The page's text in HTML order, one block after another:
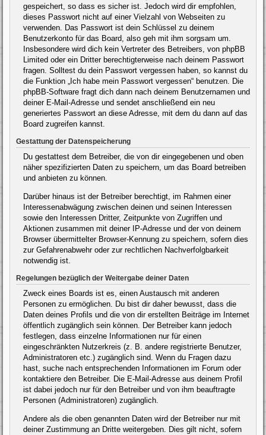
gespeichert, so dass es sicher ist. Jedoch wird dir empfohlen,
dieses Passwort nicht auf einer Vielzahl von Webseiten zu
verwenden. Das Passwort ist dein Schlüssel zu deinem
Benutzerkonto für das Board, also geh mit ihm sorgsam um.
Insbesondere wird dich kein Vertreter des Betreibers, von phpBB
Limited oder ein Dritter berechtigterweise nach deinem Passwort
fragen. Solltest du dein Passwort vergessen haben, so kannst du
die Funktion „Ich habe mein Passwort vergessen“ benutzen. Die
phpBB-Software fragt dich dann nach deinem Benutzernamen und
deiner E-Mail-Adresse und sendet anschließend ein neu
generiertes Passwort an diese Adresse, mit dem du dann auf das
Board zugreifen kannst.
Gestattung der Datenspeicherung
Du gestattest dem Betreiber, die von dir eingegebenen und oben
näher spezifizierten Daten zu speichern, um das Board betreiben
und anbieten zu können.
Darüber hinaus ist der Betreiber berechtigt, im Rahmen einer
Interessenabwägung zwischen deinen und seinen Interessen
sowie den Interessen Dritter, Zeitpunkte von Zugriffen und
Aktionen zusammen mit deiner IP-Adresse und der von deinem
Browser übermittelter Browser-Kennung zu speichern, sofern dies
zur Gefahrenabwehr oder zur rechtlichen Nachverfolgbarkeit
notwendig ist.
Regelungen bezüglich der Weitergabe deiner Daten
Zweck eines Boards ist es, einen Austausch mit anderen
Personen zu ermöglichen. Du bist dir daher bewusst, dass die
Daten deines Profils und die von dir erstellten Beiträge im Internet
öffentlich zugänglich sein können. Der Betreiber kann jedoch
festlegen, dass einzelne Informationen nur für einen
eingeschränkten Nutzerkreis (z. B. andere registrierte Benutzer,
Administratoren etc.) zugänglich sind. Wenn du Fragen dazu
hast, suche nach entsprechenden Informationen im Forum oder
kontaktiere den Betreiber. Die E-Mail-Adresse aus deinem Profil
ist dabei jedoch nur für den Betreiber und von ihm beauftragte
Personen (Administratoren) zugänglich.
Andere als die oben genannten Daten wird der Betreiber nur mit
deiner Zustimmung an Dritte weitergeben. Dies gilt nicht, sofern